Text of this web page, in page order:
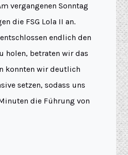
vergangenen Sonntag
die FSG Lola II an.
endlich den
holen, betraten wir das
konnten wir deutlich
setzen, sodass uns
die Führung von